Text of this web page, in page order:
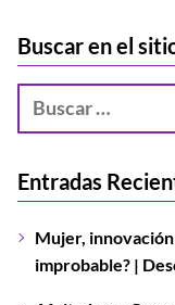
Buscar en el
Entradas
Mujer,
improbable? |